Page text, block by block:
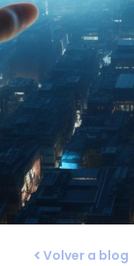
Volver a blog